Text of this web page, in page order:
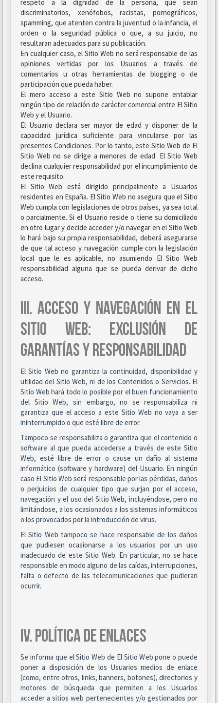
respeto a la dignidad de la persona, que sean
discriminatorios, xenófobos, racistas, pornográficos,
spamming, que atenten contra la juventud o la infancia, el
orden o la seguridad pública o que, a su juicio, no
resultaran adecuados para su publicación.
En cualquier caso, el Sitio Web no será responsable de las
opiniones vertidas por los Usuarios a través de
comentarios u otras herramientas de blogging o de
participación que pueda haber.
El mero acceso a este Sitio Web no supone entablar
ningún tipo de relación de carácter comercial entre El Sitio
Web y el Usuario.
El Usuario declara ser mayor de edad y disponer de la
capacidad jurídica suficiente para vincularse por las
presentes Condiciones. Por lo tanto, este Sitio Web de El
Sitio Web no se dirige a menores de edad. El Sitio Web
declina cualquier responsabilidad por el incumplimiento de
este requisito.
El Sitio Web está dirigido principalmente a Usuarios
residentes en España. El Sitio Web no asegura que el Sitio
Web cumpla con legislaciones de otros países, ya sea total
o parcialmente. Si el Usuario reside o tiene su domiciliado
en otro lugar y decide acceder y/o navegar en el Sitio Web
lo hará bajo su propia responsabilidad, deberá asegurarse
de que tal acceso y navegación cumple con la legislación
local que le es aplicable, no asumiendo El Sitio Web
responsabilidad alguna que se pueda derivar de dicho
acceso.
III. ACCESO Y NAVEGACIÓN EN EL
SITIO WEB: EXCLUSIÓN DE
GARANTÍAS Y RESPONSABILIDAD
El Sitio Web no garantiza la continuidad, disponibilidad y
utilidad del Sitio Web, ni de los Contenidos o Servicios. El
Sitio Web hará todo lo posible por el buen funcionamiento
del Sitio Web, sin embargo, no se responsabiliza ni
garantiza que el acceso a este Sitio Web no vaya a ser
ininterrumpido o que esté libre de error.
Tampoco se responsabiliza o garantiza que el contenido o
software al que pueda accederse a través de este Sitio
Web, esté libre de error o cause un daño al sistema
informático (software y hardware) del Usuario. En ningún
caso El Sitio Web será responsable por las pérdidas, daños
o perjuicios de cualquier tipo que surjan por el acceso,
navegación y el uso del Sitio Web, incluyéndose, pero no
limitándose, a los ocasionados a los sistemas informáticos
o los provocados por la introducción de virus.
El Sitio Web tampoco se hace responsable de los daños
que pudiesen ocasionarse a los usuarios por un uso
inadecuado de este Sitio Web. En particular, no se hace
responsable en modo alguno de las caídas, interrupciones,
falta o defecto de las telecomunicaciones que pudieran
ocurrir.
IV. POLÍTICA DE ENLACES
Se informa que el Sitio Web de El Sitio Web pone o puede
poner a disposición de los Usuarios medios de enlace
(como, entre otros, links, banners, botones), directorios y
motores de búsqueda que permiten a los Usuarios
acceder a sitios web pertenecientes y/o gestionados por